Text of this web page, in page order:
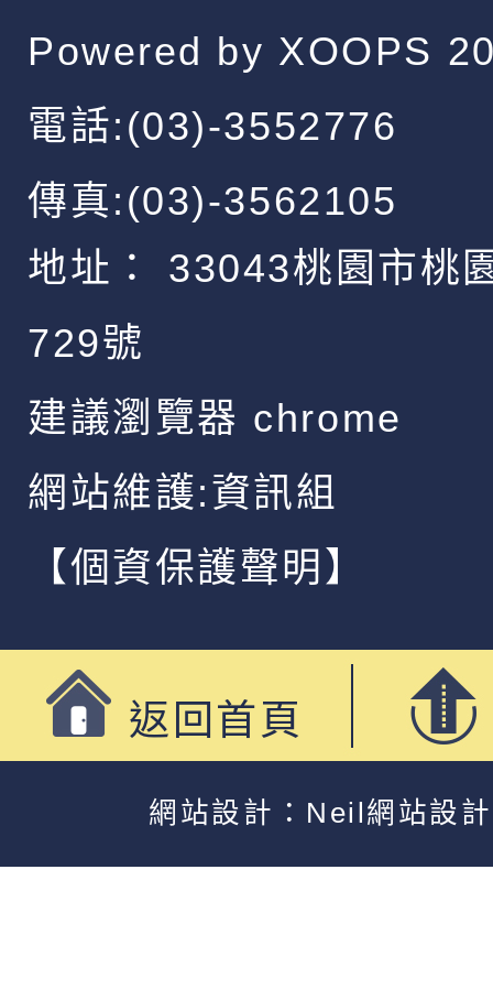
Powered by XOOPS
電話:(03)-3552776
傳真:(03)-3562105
地址：
33043桃園市桃
729號
建議瀏覽器 chrome
網站維護:資訊組
【個資保護聲明】
返回首頁
網站設計：Neil網站設